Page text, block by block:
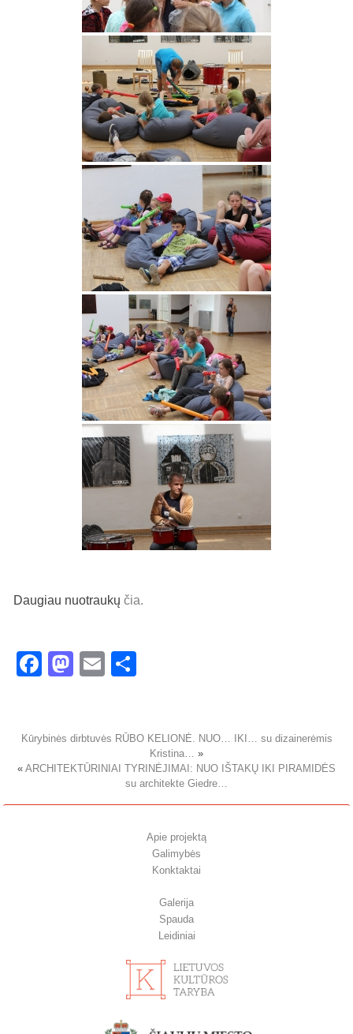
Daugiau nuotraukųčia.
FacebookMastodon
Email
Kūrybinės dirbtuvės RŪBO KELIONĖ. NUO… IKI… su dizainerėmis
Kristina… »
« ARCHITEKTŪRINIAI TYRINĖJIMAI: NUO IŠTAKŲ IKI PIRAMIDĖS
su architekte Giedre…
Apie projektą
Galimybės
Konktaktai
Galerija
Spauda
Leidiniai